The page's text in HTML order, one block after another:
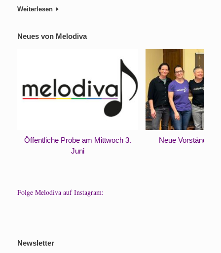
Weiterlesen
Neues von Melodiva
Öffentliche Probe am Mittwoch 3.
Juni
Neue
Folge Melodiva auf Instagram:
Newsletter